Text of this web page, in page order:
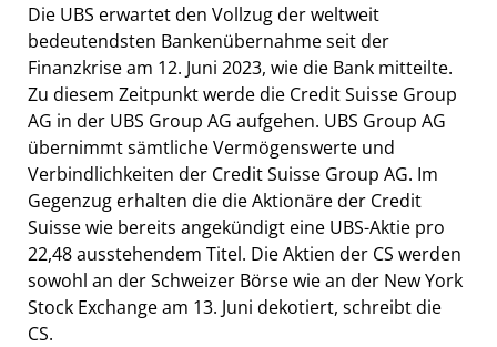
Die UBS erwartet den Vollzug der weltweit
bedeutendsten Bankenübernahme seit der
Finanzkrise am 12. Juni 2023, wie die Bank mitteilte.
Zu diesem Zeitpunkt werde die Credit Suisse Group
AG in der UBS Group AG aufgehen. UBS Group AG
übernimmt sämtliche Vermögenswerte und
Verbindlichkeiten der Credit Suisse Group AG. Im
Gegenzug erhalten die die Aktionäre der Credit
Suisse wie bereits angekündigt eine UBS-Aktie pro
22,48 ausstehendem Titel. Die Aktien der CS werden
sowohl an der Schweizer Börse wie an der New York
Stock Exchange am 13. Juni dekotiert, schreibt die
CS.